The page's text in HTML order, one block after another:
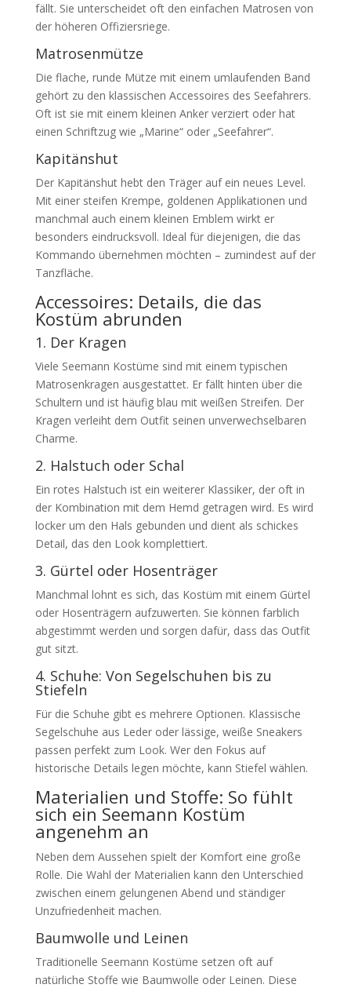
fällt. Sie unterscheidet oft den einfachen Matrosen von
der höheren Offiziersriege.
Matrosenmütze
Die flache, runde Mütze mit einem umlaufenden Band
gehört zu den klassischen Accessoires des Seefahrers.
Oft ist sie mit einem kleinen Anker verziert oder hat
einen Schriftzug wie „Marine“ oder „Seefahrer“.
Kapitänshut
Der Kapitänshut hebt den Träger auf ein neues Level.
Mit einer steifen Krempe, goldenen Applikationen und
manchmal auch einem kleinen Emblem wirkt er
besonders eindrucksvoll. Ideal für diejenigen, die das
Kommando übernehmen möchten – zumindest auf der
Tanzfläche.
Accessoires: Details, die das
Kostüm abrunden
1. Der Kragen
Viele Seemann Kostüme sind mit einem typischen
Matrosenkragen ausgestattet. Er fällt hinten über die
Schultern und ist häufig blau mit weißen Streifen. Der
Kragen verleiht dem Outfit seinen unverwechselbaren
Charme.
2. Halstuch oder Schal
Ein rotes Halstuch ist ein weiterer Klassiker, der oft in
der Kombination mit dem Hemd getragen wird. Es wird
locker um den Hals gebunden und dient als schickes
Detail, das den Look komplettiert.
3. Gürtel oder Hosenträger
Manchmal lohnt es sich, das Kostüm mit einem Gürtel
oder Hosenträgern aufzuwerten. Sie können farblich
abgestimmt werden und sorgen dafür, dass das Outfit
gut sitzt.
4. Schuhe: Von Segelschuhen bis zu
Stiefeln
Für die Schuhe gibt es mehrere Optionen. Klassische
Segelschuhe aus Leder oder lässige, weiße Sneakers
passen perfekt zum Look. Wer den Fokus auf
historische Details legen möchte, kann Stiefel wählen.
Materialien und Stoffe: So fühlt
sich ein Seemann Kostüm
angenehm an
Neben dem Aussehen spielt der Komfort eine große
Rolle. Die Wahl der Materialien kann den Unterschied
zwischen einem gelungenen Abend und ständiger
Unzufriedenheit machen.
Baumwolle und Leinen
Traditionelle Seemann Kostüme setzen oft auf
natürliche Stoffe wie Baumwolle oder Leinen. Diese